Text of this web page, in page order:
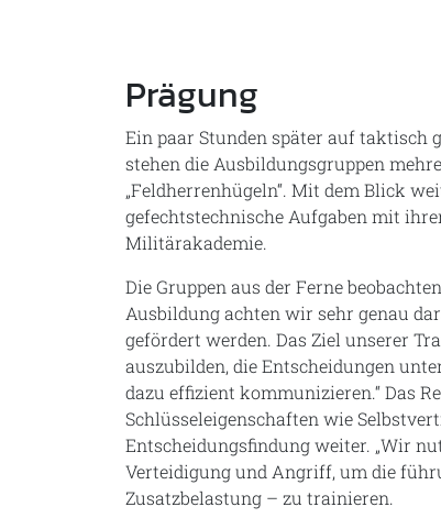
Prägung
Ein paar Stunden später auf taktisch
stehen die Ausbildungsgruppen
„Feldherrenhügeln“. Mit dem Blick
gefechtstechnische Aufgaben mit
Militärakademie.
Die Gruppen aus der Ferne
Ausbildung achten wir sehr genau
gefördert werden. Das Ziel unserer
auszubilden, die Entscheidungen
dazu effizient kommunizieren.“ Das
Schlüsseleigenschaften wie
Entscheidungsfindung weiter. „Wir
Verteidigung und Angriff, um die
Zusatzbelastung – zu trainieren.